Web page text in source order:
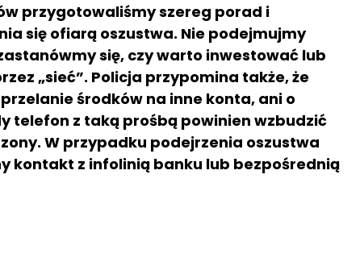
przygotowaliśmy szereg porad i
się ofiarą oszustwa. Nie podejmujmy
się, czy warto inwestować lub
„sieć”. Policja przypomina także, że
środków na inne konta, ani o
telefon z taką prośbą powinien wzbudzić
W przypadku podejrzenia oszustwa
kontakt z infolinią banku lub bezpośrednią